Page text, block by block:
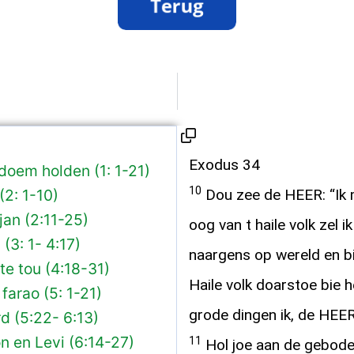
holden (1: 1-21)
1-10)
(2:11-25)
1- 4:17)
tou (4:18-31)
(5: 1-21)
(5:22- 6:13)
en Levi (6:14-27)
Exodus 34
10 Dou zee de HEER:
oog van t haile volk zel
naargens op wereld en
Haile volk doarstoe bie
grode dingen ik, de
11 Hol joe aan de